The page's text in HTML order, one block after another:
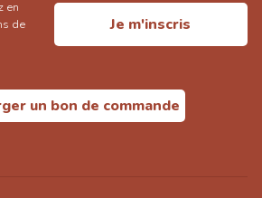
en
de
Je m'inscris
un bon de commande